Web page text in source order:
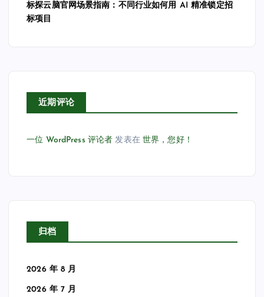
标探云脑官网场景指南：不同行业如何用 AI 精准锁定招
标项目
近期评论
一位 WordPress 评论者 发表在世界，您好！
归档
2026 年 8 月
2026 年 7 月